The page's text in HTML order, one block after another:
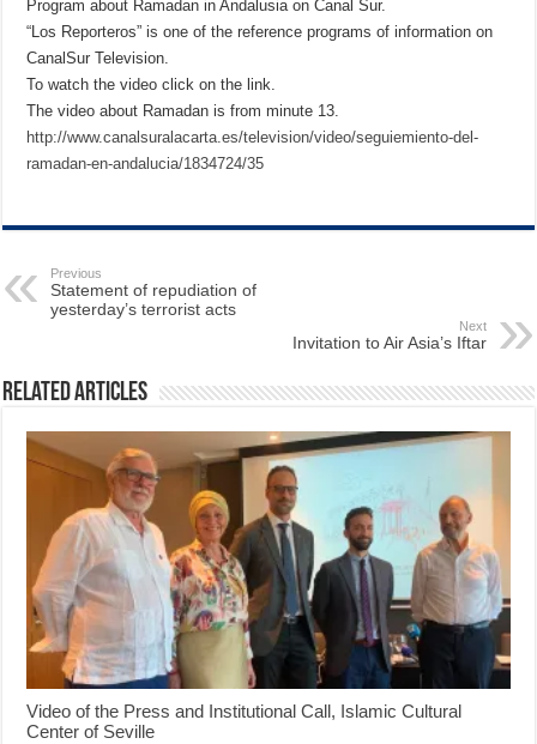
Program about Ramadan in Andalusia on Canal Sur.
“Los Reporteros” is one of the reference programs of information on
CanalSur Television.
To watch the video click on the link.
The video about Ramadan is from minute 13.
http://www.canalsuralacarta.es/television/video/seguiemiento-del-
ramadan-en-andalucia/1834724/35
Previous
Statement of repudiation of
yesterday’s terrorist acts
Next
Invitation to Air Asia’s Iftar
Related Articles
Video of the Press and Institutional Call, Islamic Cultural
Center of Seville